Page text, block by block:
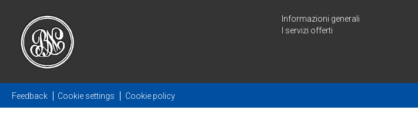
Informazioni generali
I servizi offerti
Feedback Cookie settings Cookie policy